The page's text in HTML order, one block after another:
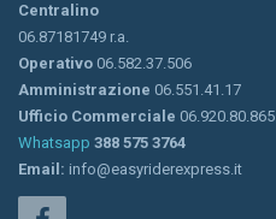
Centralino
06.87181749 r.a.
Operativo 06.582.37.506
Amministrazione 06.551.41.17
Ufficio Commerciale 06.920.80.865
Whatsapp 388 575 3764
Email: info@easyriderexpress.it